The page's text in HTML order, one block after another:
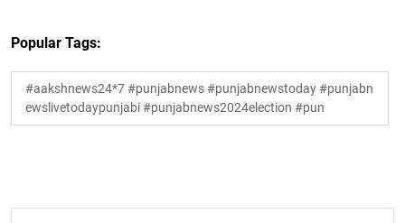
Popular Tags:
#aakshnews24*7 #punjabnews #punjabnewstoday #punjabn
ewslivetodaypunjabi #punjabnews2024election #pun